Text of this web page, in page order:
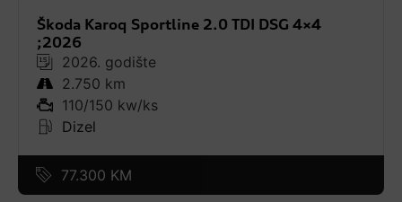
Škoda Karoq Sportline 2.0 TDI DSG 4×4
;2026
2026. godište
2.750 km
110/150 kw/ks
Dizel
77.300 KM